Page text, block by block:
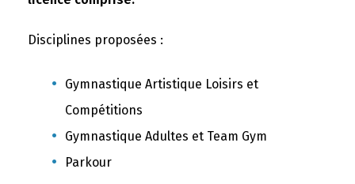
Disciplines proposées :
Gymnastique Artistique Loisirs et
Compétitions
Gymnastique Adultes et Team Gym
Parkour